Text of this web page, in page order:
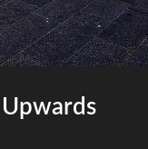
Upwards